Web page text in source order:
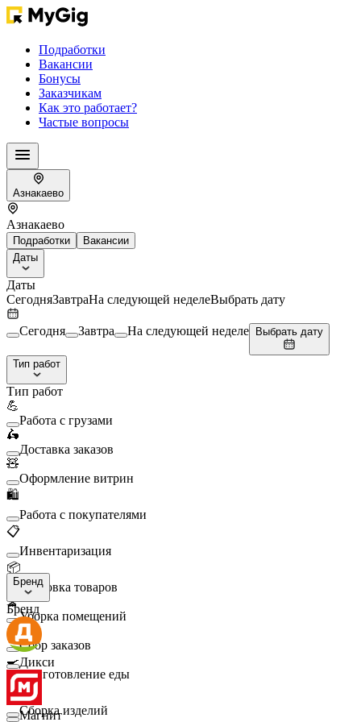
Подработки
Вакансии
Бонусы
Заказчикам
Как это работает?
Частые вопросы
Азнакаево
Азнакаево
Подработки
Вакансии
Даты
Даты
СегодняЗавтраНа следующей неделеВыбрать дату
Сегодня Завтра На следующей неделе Выбрать дату
Тип работ
Тип работ
💪
Работа с грузами
🛵
Доставка заказов
🧸
Оформление витрин
🛍️
Работа с покупателями
📋
Инвентаризация
📦
Упаковка товаров
🧹
Уборка помещений
🛒
Сбор заказов
🍳
Приготовление еды
🛠️
Сборка изделий
Бренд
Бренд
Дикси
Магнит